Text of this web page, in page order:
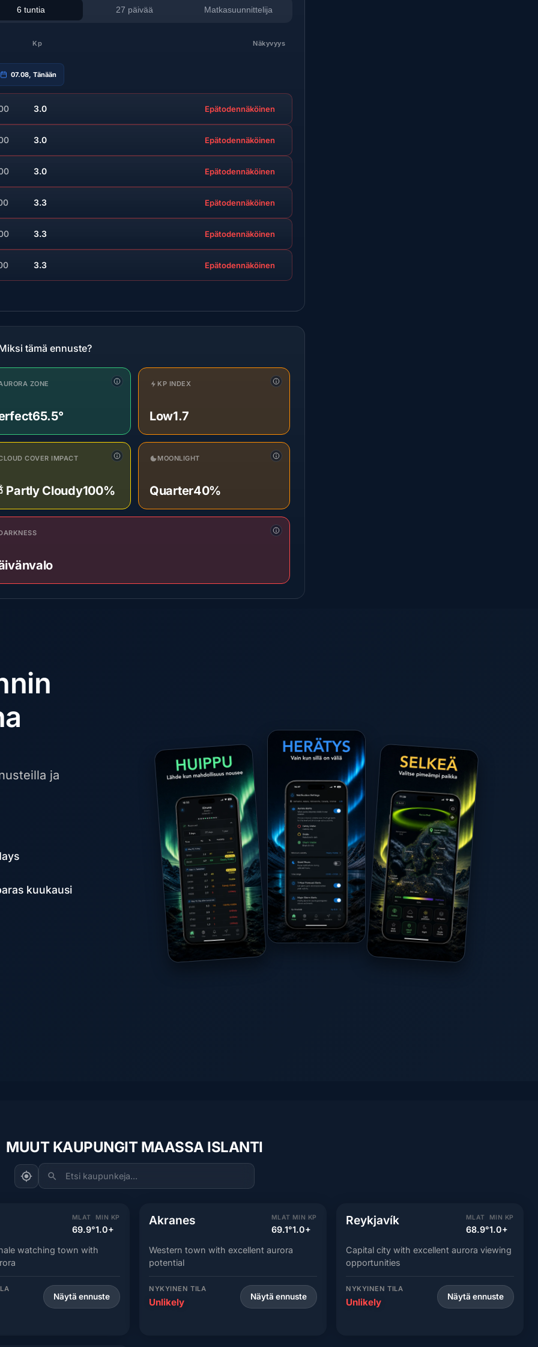
6 tuntia 27 päivää Matkasuunnittelija
Kp Näkyvyys
07.08, Tänään
3.0 Epätodennäköinen
3.0 Epätodennäköinen
3.0 Epätodennäköinen
3.3 Epätodennäköinen
3.3 Epätodennäköinen
3.3 Epätodennäköinen
tämä ennuste?
ZONE
65.5°
KP INDEX
Low1.7
COVER IMPACT
Partly Cloudy100%
MOONLIGHT
Quarter40%
ja
kuukausi
MUUT KAUPUNGIT MAASSA ISLANTI
Etsi kaupunkeja...
MLAT
69.9°
MIN KP
1.0+
watching town with
Näytä ennuste
Akranes MLAT
69.1°
MIN KP
1.0+
Western town with excellent aurora
potential
NYKYINEN TILA
Unlikely Näytä ennuste
Reykjavík MLAT
68.9°
MIN KP
1.0+
Capital city with excellent aurora viewing
opportunities
NYKYINEN TILA
Unlikely Näytä ennuste